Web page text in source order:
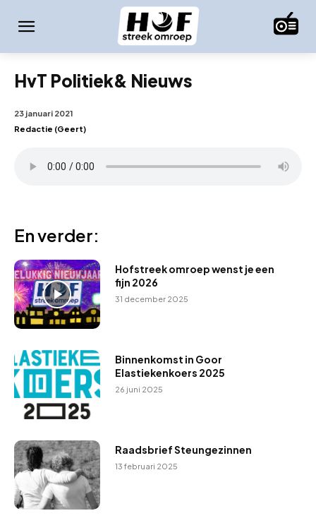
HvT Politiek& Nieuws
23 januari 2021
Redactie (Geert)
En verder:
Hofstreek omroep wenst je een
fijn 2026
31 december 2025
Binnenkomst in Goor
Elastiekenkoers 2025
26 juni 2025
Raadsbrief Steungezinnen
13 februari 2025